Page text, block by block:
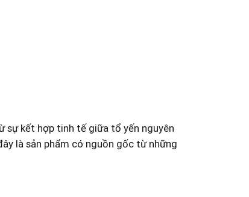
sự kết hợp tinh tế ⁤giữa tổ yến nguyên
là sản phẩm có nguồn gốc từ những‌